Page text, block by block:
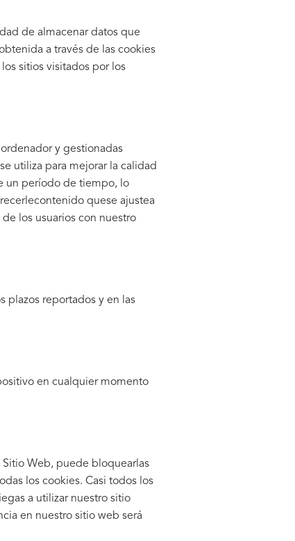
de almacenar datos que
a través de las cookies
sitios visitados por los
y gestionadas
utiliza para mejorar la calidad
un período de tiempo, lo
quese ajustea
los usuarios con nuestro
plazos reportados y en las
en cualquier momento
Sitio Web, puede bloquearlas
los cookies. Casi todos los
a utilizar nuestro sitio
en nuestro sitio web será